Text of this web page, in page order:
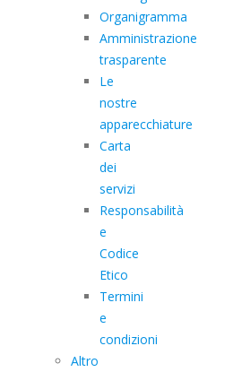
Organigramma
Amministrazione
trasparente
Le
nostre
apparecchiature
Carta
dei
servizi
Responsabilità
e
Codice
Etico
Termini
e
condizioni
Altro